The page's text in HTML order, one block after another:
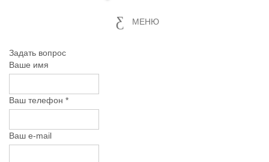
МЕНЮ
Задать вопрос
Ваше имя
Ваш телефон *
Ваш е-mail